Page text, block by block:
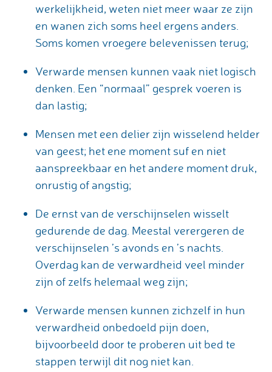
werkelijkheid, weten niet meer waar ze zijn
en wanen zich soms heel ergens anders.
Soms komen vroegere belevenissen terug;
Verwarde mensen kunnen vaak niet logisch
denken. Een “normaal” gesprek voeren is
dan lastig;
Mensen met een delier zijn wisselend helder
van geest; het ene moment suf en niet
aanspreekbaar en het andere moment druk,
onrustig of angstig;
De ernst van de verschijnselen wisselt
gedurende de dag. Meestal verergeren de
verschijnselen ’s avonds en ’s nachts.
Overdag kan de verwardheid veel minder
zijn of zelfs helemaal weg zijn;
Verwarde mensen kunnen zichzelf in hun
verwardheid onbedoeld pijn doen,
bijvoorbeeld door te proberen uit bed te
stappen terwijl dit nog niet kan.